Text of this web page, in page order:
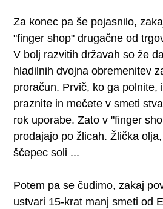
Za konec pa še pojasnilo,
"finger shop" drugačne od
V bolj razvitih državah so že
hladilnih dvojna obremenitev
proračun. Prvič, ko ga polnite,
praznite in mečete v smeti
rok uporabe. Zato v "finger
prodajajo po žlicah. Žlička
ščepec soli ...
Potem pa se čudimo, zakaj
ustvari 15-krat manj smeti od